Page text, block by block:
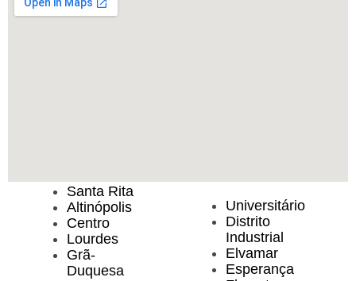
Santa Rita
Altinópolis
Centro
Lourdes
Grã-
Duquesa
Universitário
Distrito
Industrial
Elvamar
Esperança